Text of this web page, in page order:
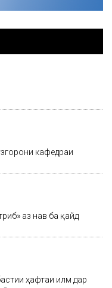
кафедраи
аз нав ба қайд
ҳафтаи илм дар